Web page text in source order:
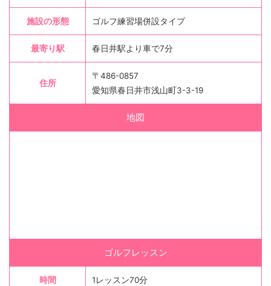
施設の形態 ゴルフ練習場併設タイプ
最寄り駅 春日井駅より車で7分
住所
〒486-0857
愛知県春日井市浅山町3-3-19
地図
ゴルフレッスン
時間 1レッスン70分